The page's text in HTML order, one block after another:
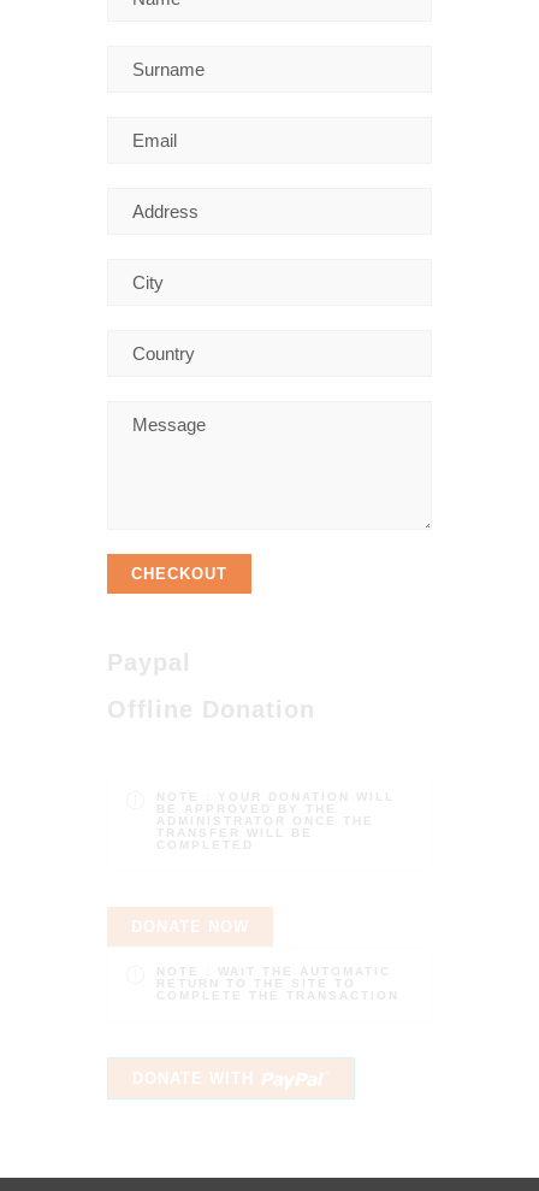
CHECKOUT
Paypal
Offline Donation
NOTE :
YOUR DONATION WILL
BE APPROVED BY THE
ADMINISTRATOR ONCE THE
TRANSFER WILL BE
COMPLETED
DONATE NOW
NOTE : WAIT THE AUTOMATIC
RETURN TO THE SITE TO
COMPLETE THE TRANSACTION